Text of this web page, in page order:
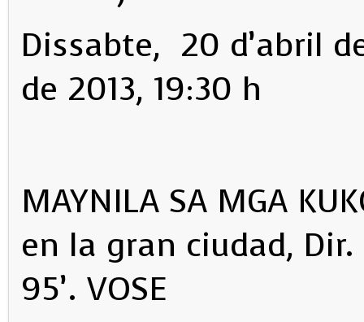
Dissabte, 20 d’abril
de 2013, 19:30 h
MAYNILA SA MGA
en la gran ciudad,
95’. VOSE